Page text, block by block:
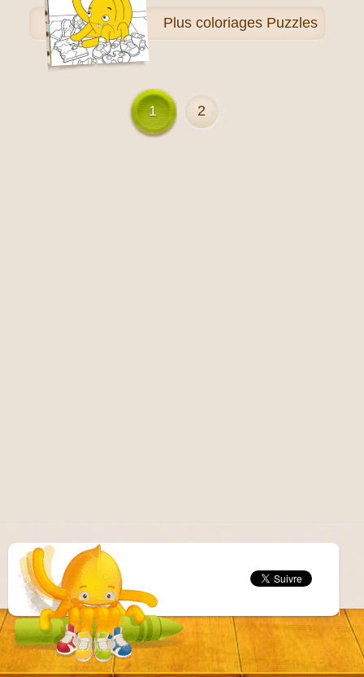
Plus coloriages Puzzles
1 2